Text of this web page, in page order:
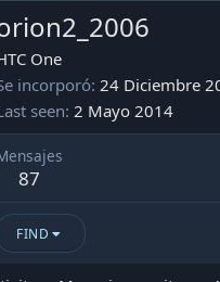
One
incorporó 24 Diciembre
seen 2 Mayo 2014
87
FIND